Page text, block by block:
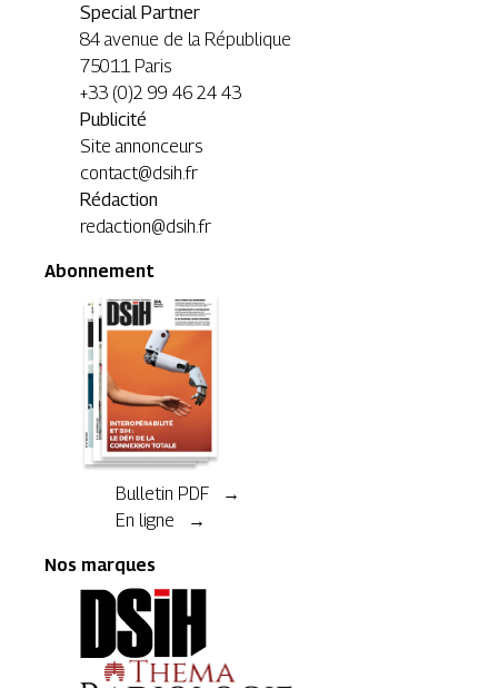
Special Partner
84 avenue de la République
75011 Paris
+33 (0)2 99 46 24 43
Publicité
Site annonceurs
contact@dsih.fr
Rédaction
redaction@dsih.fr
Abonnement
Bulletin PDF →
En ligne →
Nos marques